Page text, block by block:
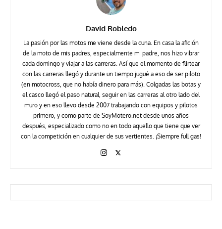
David Robledo
La pasión por las motos me viene desde la cuna. En casa la afición
de la moto de mis padres, especialmente mi padre, nos hizo vibrar
cada domingo y viajar a las carreras. Así que el momento de flirtear
con las carreras llegó y durante un tiempo jugué a eso de ser piloto
(en motocross, que no había dinero para más). Colgadas las botas y
el casco llegó el paso natural, seguir en las carreras al otro lado del
muro y en eso llevo desde 2007 trabajando con equipos y pilotos
primero, y como parte de SoyMotero.net desde unos años
después, especializado como no en todo aquello que tiene que ver
con la competición en cualquier de sus vertientes. ¡Siempre full gas!